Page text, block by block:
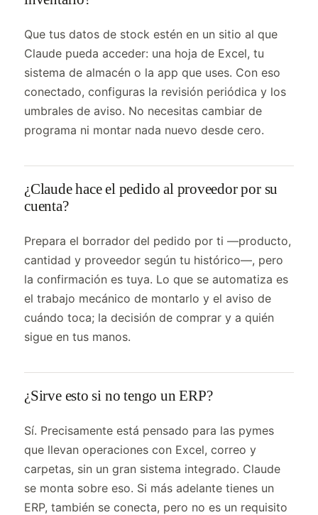
Que tus datos de stock estén en un sitio al que
Claude pueda acceder: una hoja de Excel, tu
sistema de almacén o la app que uses. Con eso
conectado, configuras la revisión periódica y los
umbrales de aviso. No necesitas cambiar de
programa ni montar nada nuevo desde cero.
¿Claude hace el pedido al proveedor por su
cuenta?
Prepara el borrador del pedido por ti —producto,
cantidad y proveedor según tu histórico—, pero
la confirmación es tuya. Lo que se automatiza es
el trabajo mecánico de montarlo y el aviso de
cuándo toca; la decisión de comprar y a quién
sigue en tus manos.
¿Sirve esto si no tengo un ERP?
Sí. Precisamente está pensado para las pymes
que llevan operaciones con Excel, correo y
carpetas, sin un gran sistema integrado. Claude
se monta sobre eso. Si más adelante tienes un
ERP, también se conecta, pero no es un requisito